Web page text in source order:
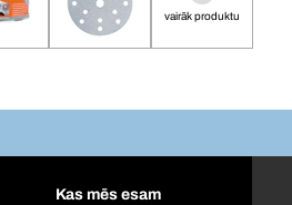
vairāk produktu
Kas mēs esam